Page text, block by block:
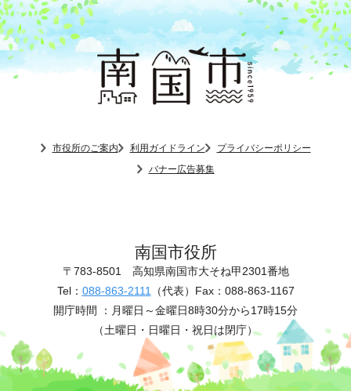
市役所のご案内 利用ガイドライン
プライバシーポリシー
バナー広告募集
南国市役所
〒783-8501 高知県南国市大そね甲2301番地
Tel： 088-863-2111 （代表） Fax：088-863-1167
開庁時間 ： 月曜日～金曜日8時30分から17時15分
（土曜日・日曜日・祝日は閉庁）